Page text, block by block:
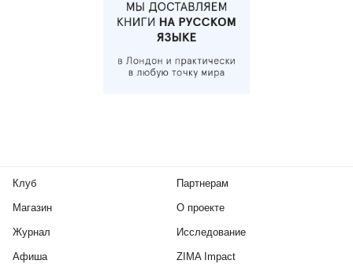
Клуб
Магазин
Журнал
Афиша
Партнерам
О проекте
Исследование
ZIMA Impact